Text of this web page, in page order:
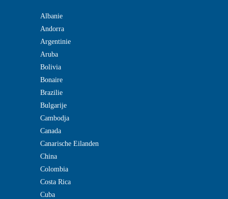
Albanie
Andorra
Argentinie
Aruba
Bolivia
Bonaire
Brazilie
Bulgarije
Cambodja
Canada
Canarische Eilanden
China
Colombia
Costa Rica
Cuba